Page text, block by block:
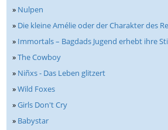
» Nulpen
» Die kleine Amélie oder der Charakter des
» Immortals – Bagdads Jugend erhebt ihre
»The Cowboy
» Niñxs - Das Leben glitzert
»Wild Foxes
»Girls Don't Cry
» Babystar